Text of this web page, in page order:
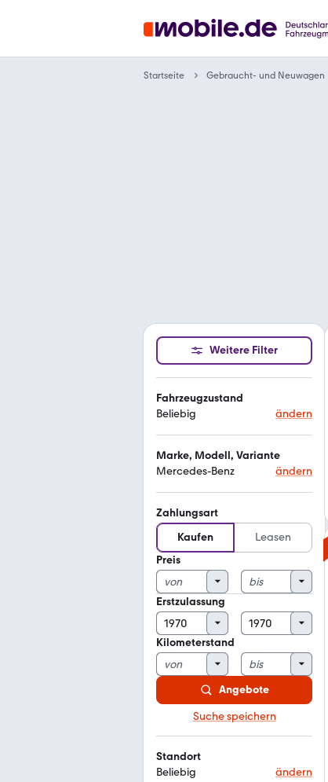
Startseite Gebraucht- und Neuwagen
Weitere Filter
Fahrzeugzustand
Beliebig
ändern
Marke, Modell, Variante
Mercedes-Benz
ändern
Zahlungsart
Kaufen
Leasen
Preis
Erstzulassung
Kilometerstand
Angebote
Suche speichern
Standort
Beliebig
ändern